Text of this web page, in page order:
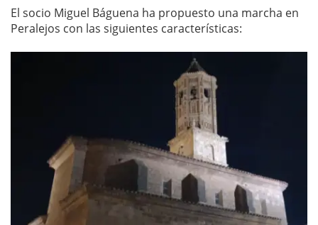
El socio Miguel Báguena ha propuesto una marcha en
Peralejos con las siguientes características: